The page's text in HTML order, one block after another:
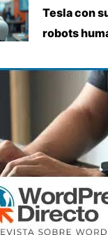
Tesla con
robots